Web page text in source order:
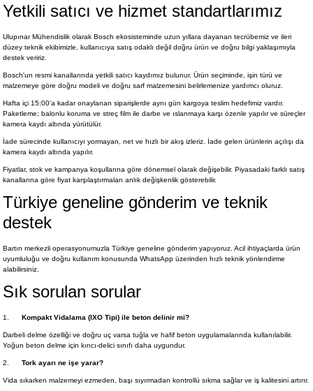
Yetkili satıcı ve hizmet standartlarımız
Ulupınar Mühendislik olarak Bosch ekosisteminde uzun yıllara dayanan tecrübemiz ve ileri
düzey teknik ekibimizle, kullanıcıya satış odaklı değil doğru ürün ve doğru bilgi yaklaşımıyla
destek veririz.
Bosch'un resmi kanallarında yetkili satıcı kaydımız bulunur. Ürün seçiminde, işin türü ve
malzemeye göre doğru modeli ve doğru sarf malzemesini belirlemenize yardımcı oluruz.
Hafta içi 15:00'a kadar onaylanan siparişlerde aynı gün kargoya teslim hedefimiz vardır.
Paketleme; balonlu koruma ve streç film ile darbe ve ıslanmaya karşı özenle yapılır ve süreçler
kamera kaydı altında yürütülür.
İade sürecinde kullanıcıyı yormayan, net ve hızlı bir akış izleriz. İade gelen ürünlerin açılışı da
kamera kaydı altında yapılır.
Fiyatlar, stok ve kampanya koşullarına göre dönemsel olarak değişebilir. Piyasadaki farklı satış
kanallarına göre fiyat karşılaştırmaları anlık değişkenlik gösterebilir.
Türkiye geneline gönderim ve teknik
destek
Bartın merkezli operasyonumuzla Türkiye geneline gönderim yapıyoruz. Acil ihtiyaçlarda ürün
uyumluluğu ve doğru kullanım konusunda WhatsApp üzerinden hızlı teknik yönlendirme
alabilirsiniz.
Sık sorulan sorular
1. Kompakt Vidalama (IXO Tipi) ile beton delinir mi?
Darbeli delme özelliği ve doğru uç varsa tuğla ve hafif beton uygulamalarında kullanılabilir.
Yoğun beton delme için kırıcı-delici sınıfı daha uygundur.
2. Tork ayarı ne işe yarar?
Vida sıkarken malzemeyi ezmeden, başı sıyırmadan kontrollü sıkma sağlar ve iş kalitesini artırır.